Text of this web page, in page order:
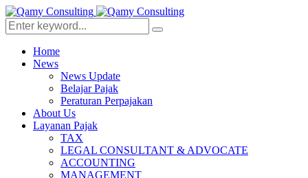
Home
News
News Update
Belajar Pajak
Peraturan Perpajakan
About Us
Layanan Pajak
TAX
LEGAL CONSULTANT & ADVOCATE
ACCOUNTING
MANAGEMENT